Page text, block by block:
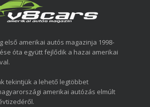
első amerikai autós magazinja 1998-
óta együtt fejlődik a hazai amerikai
tekintjük a lehető legtöbbet
amerikai autózás elmúlt